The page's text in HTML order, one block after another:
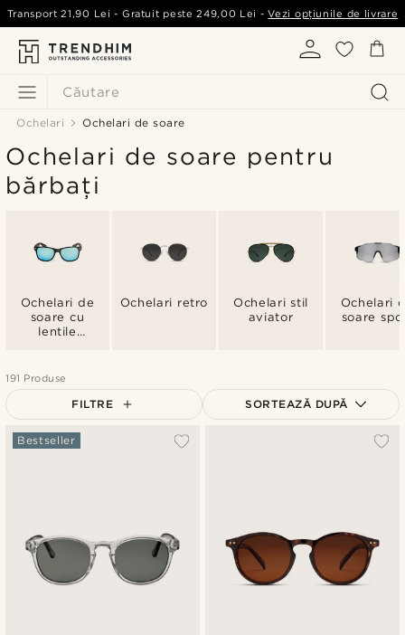
Căutare
Transport 21,90 Lei - Gratuit peste249,00 Lei -Vezi opțiunile de livrare
Ochelari Ochelari de soare
Ochelari de soare pentru
bărbați
Ochelari de
soare cu
lentile
Ochelari retro
Ochelari stil
aviator
Ochelari
soare
191 Produse
FILTRE SORTEAZĂ DUPĂ
Bestseller